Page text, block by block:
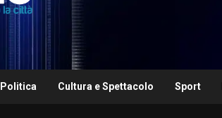
Politica Cultura e Spettacolo Sport